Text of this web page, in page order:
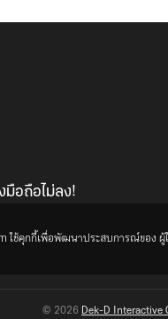
อถือไม่ลง!
© 2026 Dek-D Interactive
ใช้คุกกี้เพื่อพัฒนาประสบการณ์ของ ผู้